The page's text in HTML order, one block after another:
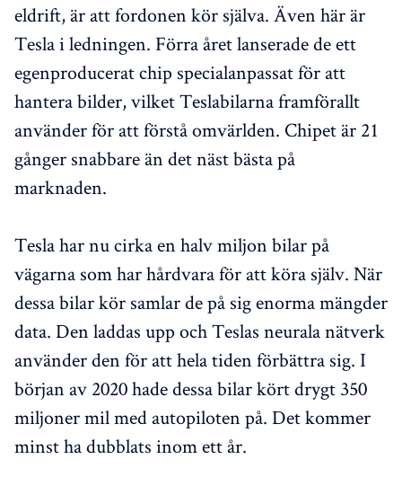
eldrift, är att fordonen kör själva. Även här är
Tesla i ledningen. Förra året lanserade de ett
egenproducerat chip specialanpassat för att
hantera bilder, vilket Teslabilarna framförallt
använder för att förstå omvärlden. Chipet är 21
gånger snabbare än det näst bästa på
marknaden.
Tesla har nu cirka en halv miljon bilar på
vägarna som har hårdvara för att köra själv. När
dessa bilar kör samlar de på sig enorma mängder
data. Den laddas upp och Teslas neurala nätverk
använder den för att hela tiden förbättra sig. I
början av 2020 hade dessa bilar kört drygt 350
miljoner mil med autopiloten på. Det kommer
minst ha dubblats inom ett år.